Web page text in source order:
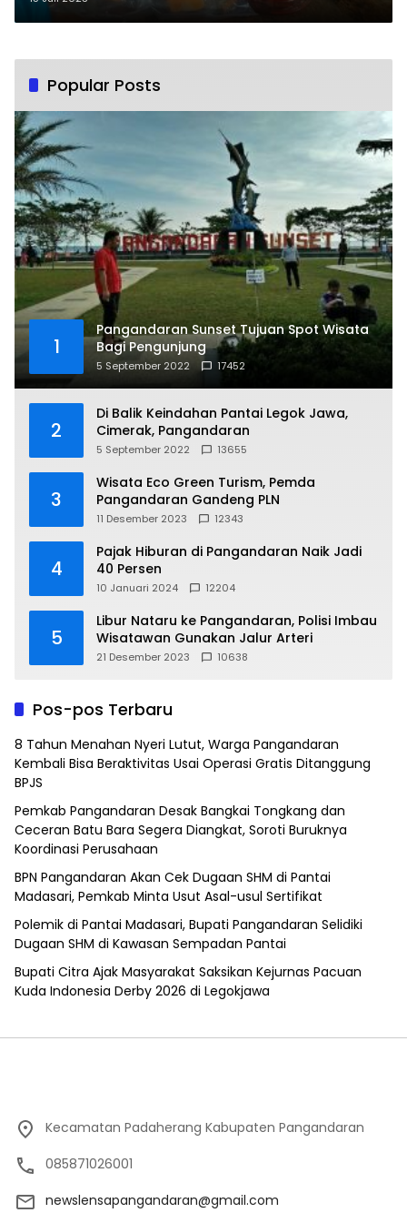
Popular Posts
1
Pangandaran Sunset Tujuan Spot Wisata
Bagi Pengunjung
5 September 2022 17452
2
Di Balik Keindahan Pantai Legok Jawa,
Cimerak, Pangandaran
5 September 2022 13655
3
Wisata Eco Green Turism, Pemda
Pangandaran Gandeng PLN
11 Desember 2023 12343
4
Pajak Hiburan di Pangandaran Naik Jadi
40 Persen
10 Januari 2024 12204
5
Libur Nataru ke Pangandaran, Polisi Imbau
Wisatawan Gunakan Jalur Arteri
21 Desember 2023 10638
Pos-pos Terbaru
8 Tahun Menahan Nyeri Lutut, Warga Pangandaran
Kembali Bisa Beraktivitas Usai Operasi Gratis Ditanggung
BPJS
Pemkab Pangandaran Desak Bangkai Tongkang dan
Ceceran Batu Bara Segera Diangkat, Soroti Buruknya
Koordinasi Perusahaan
BPN Pangandaran Akan Cek Dugaan SHM di Pantai
Madasari, Pemkab Minta Usut Asal-usul Sertifikat
Polemik di Pantai Madasari, Bupati Pangandaran Selidiki
Dugaan SHM di Kawasan Sempadan Pantai
Bupati Citra Ajak Masyarakat Saksikan Kejurnas Pacuan
Kuda Indonesia Derby 2026 di Legokjawa
Kecamatan Padaherang Kabupaten Pangandaran
085871026001
newslensapangandaran@gmail.com